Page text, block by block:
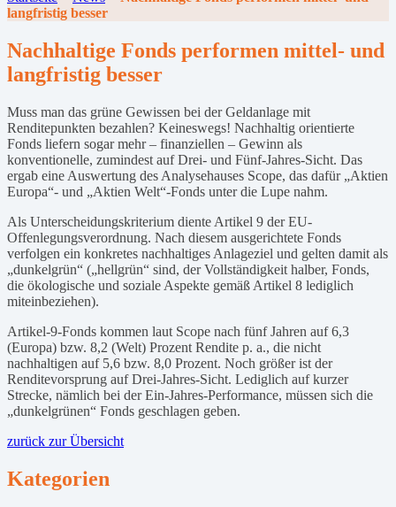
langfristig besser
Nachhaltige Fonds performen mittel- und
langfristig besser
Muss man das grüne Gewissen bei der Geldanlage mit
Renditepunkten bezahlen? Keineswegs! Nachhaltig orientierte
Fonds liefern sogar mehr – finanziellen – Gewinn als
konventionelle, zumindest auf Drei- und Fünf-Jahres-Sicht. Das
ergab eine Auswertung des Analysehauses Scope, das dafür „Aktien
Europa“- und „Aktien Welt“-Fonds unter die Lupe nahm.
Als Unterscheidungskriterium diente Artikel 9 der EU-
Offenlegungsverordnung. Nach diesem ausgerichtete Fonds
verfolgen ein konkretes nachhaltiges Anlageziel und gelten damit als
„dunkelgrün“ („hellgrün“ sind, der Vollständigkeit halber, Fonds,
die ökologische und soziale Aspekte gemäß Artikel 8 lediglich
miteinbeziehen).
Artikel-9-Fonds kommen laut Scope nach fünf Jahren auf 6,3
(Europa) bzw. 8,2 (Welt) Prozent Rendite p. a., die nicht
nachhaltigen auf 5,6 bzw. 8,0 Prozent. Noch größer ist der
Renditevorsprung auf Drei-Jahres-Sicht. Lediglich auf kurzer
Strecke, nämlich bei der Ein-Jahres-Performance, müssen sich die
„dunkelgrünen“ Fonds geschlagen geben.
zurück zur Übersicht
Kategorien